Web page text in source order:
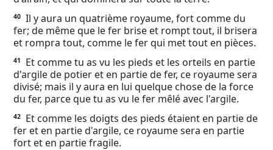
40 Il y aura un quatrième royaume, fort comme du
fer; de même que le fer brise et rompt tout, il brisera
et rompra tout, comme le fer qui met tout en pièces.
41
Et comme tu as vu les pieds et les orteils en partie
d'argile de potier et en partie de fer, ce royaume sera
divisé; mais il y aura en lui quelque chose de la force
du fer, parce que tu as vu le fer mêlé avec l'argile.
42
Et comme les doigts des pieds étaient en partie de
fer et en partie d'argile, ce royaume sera en partie
fort et en partie fragile.